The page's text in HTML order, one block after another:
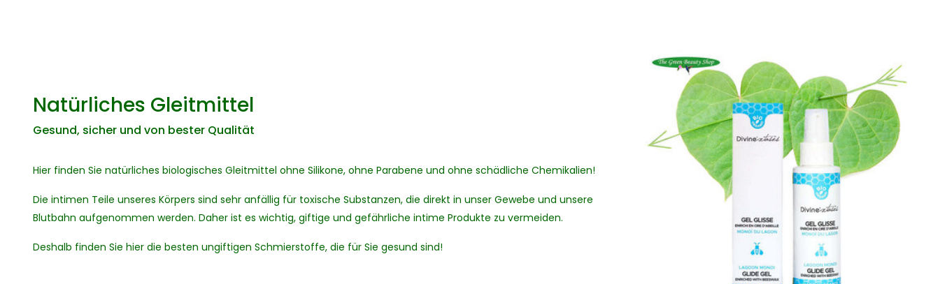
Natürliches Gleitmittel
Gesund, sicher und von bester Qualität
Hier finden Sie natürliches biologisches Gleitmittel ohne Silikone, ohne Parabene und ohne schädliche Chemikalien!
Die intimen Teile unseres Körpers sind sehr anfällig für toxische Substanzen, die direkt in unser Gewebe und unsere
Blutbahn aufgenommen werden. Daher ist es wichtig, giftige und gefährliche intime Produkte zu vermeiden.
Deshalb finden Sie hier die besten ungiftigen Schmierstoffe, die für Sie gesund sind!